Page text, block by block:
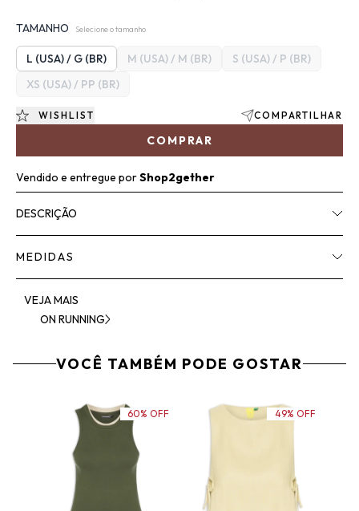
TAMANHO Selecione o tamanho
L (USA) / G (BR) M (USA) / M (BR)
S (USA) / P (BR)
XS (USA) / PP (BR)
COMPRAR
WISHLIST COMPARTILHAR
Vendido e entregue porShop2gether
DESCRIÇÃO
MEDIDAS
VEJA MAIS
ON RUNNING
VOCÊ TAMBÉM PODE GOSTAR
60% OFF 49% OFF